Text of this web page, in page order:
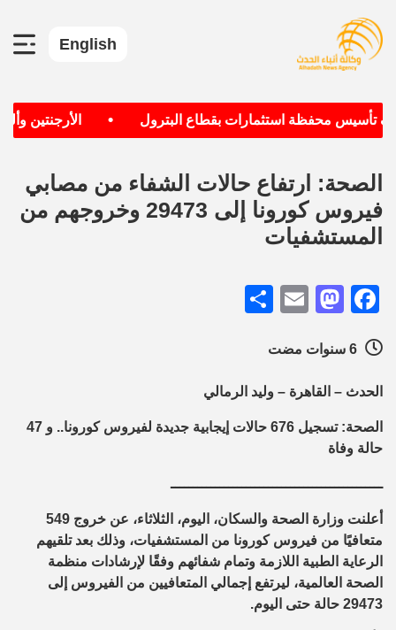
English
تأسيس محفظة استثمارات بقطاع البترول الأرجنتين
الصحة: ارتفاع حالات الشفاء من مصابي
فيروس كورونا إلى 29473 وخروجهم من
المستشفيات
Facebook
Mastodon
Email
الحدث – القاهرة – وليد الرمالي
الصحة: تسجيل 676 حالات إيجابية جديدة لفيروس كورونا.. و 47
حالة وفاة
ــــــــــــــــــــــــــــــــــــــــــــــــ
أعلنت وزارة الصحة والسكان، اليوم، الثلاثاء، عن خروج 549
متعافيًا من فيروس كورونا من المستشفيات، وذلك بعد تلقيهم
الرعاية الطبية اللازمة وتمام شفائهم وفقًا لإرشادات منظمة
الصحة العالمية، ليرتفع إجمالي المتعافيين من الفيروس إلى
29473 حالة حتى اليوم.